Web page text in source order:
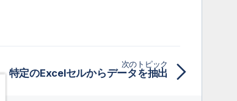
次のトピック
特定のExcelセルからデータを抽出